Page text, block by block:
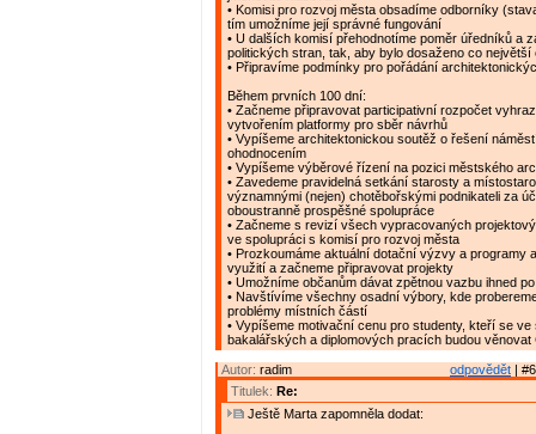
• Komisi pro rozvoj města obsadíme odborníky
tím umožníme její správné fungování
• U dalších komisí přehodnotíme poměr úředníků a
politických stran, tak, aby bylo dosaženo co největší
• Připravíme podmínky pro pořádání
Během prvních 100 dní:
• Začneme připravovat participativní rozpočet
vytvořením platformy pro sběr návrhů
• Vypíšeme architektonickou soutěž o řešení
ohodnocením
• Vypíšeme výběrové řízení na pozici městského
• Zavedeme pravidelná setkání starosty a
významnými (nejen) chotěbořskými podnikateli za
oboustranně prospěšné spolupráce
• Začneme s revizí všech vypracovaných
ve spolupráci s komisí pro rozvoj města
• Prozkoumáme aktuální dotační výzvy a programy
využití a začneme připravovat projekty
• Umožníme občanům dávat zpětnou vazbu ihned
• Navštívíme všechny osadní výbory, kde
problémy místních částí
• Vypíšeme motivační cenu pro studenty, kteří se ve
bakalářských a diplomových pracích budou věnovat
odpovědět |
Autor: radim
Titulek: Re:
Ještě Marta zapomněla dodat: